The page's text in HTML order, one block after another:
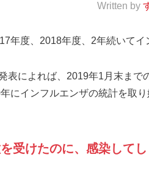
Written by
年度、2018年度、2年続いてイ
表によれば、2019年1月末まで
にインフルエンザの統計を取
を受けたのに、感染してし